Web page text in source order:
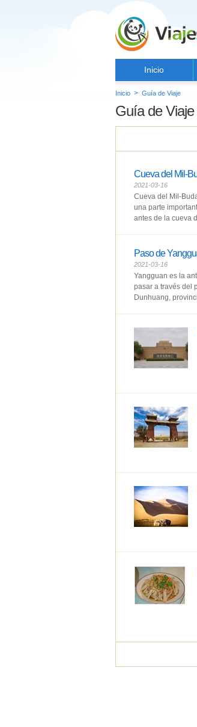
Inicio
Inicio > Guía de Viaje
Guía de Viaje
Cueva del Mil-
2021-03-16
Cueva del Mil-
una parte
antes de la cueva
Paso de
2021-03-16
Yangguan es la
pasar a través del
Dunhuang,